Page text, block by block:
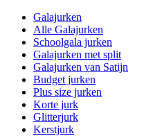
Galajurken
Alle Galajurken
Schoolgala jurken
Galajurken met split
Galajurken van Satijn
Budget jurken
Plus size jurken
Korte jurk
Glitterjurk
Kerstjurk